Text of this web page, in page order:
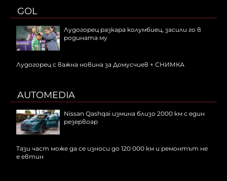
GOL
Лудогорец разкара колумбиец, засили го в
родината му
Лудогорец с важна новина за Домусчиев + СНИМКА
AUTOMEDIA
Nissan Qashqai измина близо 2000 км с един
резервоар
Тази част може да се износи до 120 000 км и ремонтът не
е евтин